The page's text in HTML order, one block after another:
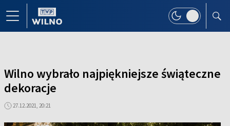
Wilno wybrało najpiękniejsze świąteczne
dekoracje
27.12.2021, 20:21